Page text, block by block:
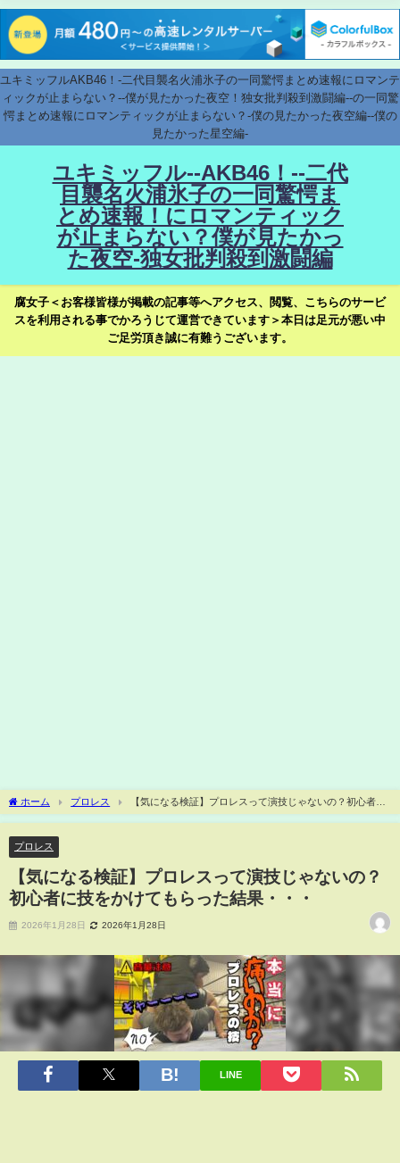
ユキミッフルAKB46！-二代目襲名火浦氷子の一同驚愕まとめ速報にロマンテ
ィックが止まらない？--僕が見たかった夜空！独女批判殺到激闘編--の一同驚
愕まとめ速報にロマンティックが止まらない？-僕の見たかった夜空編--僕の
見たかった星空編-
ユキミッフル--AKB46！--二代
目襲名火浦氷子の一同驚愕ま
とめ速報！にロマンティック
が止まらない？僕が見たかっ
た夜空-独女批判殺到激闘編
腐女子＜お客様皆様が掲載の記事等へアクセス、閲覧、こちらのサービ
スを利用される事でかろうじて運営できています＞本日は足元が悪い中
ご足労頂き誠に有難うございます。
ホーム プロレス
【気になる検証】プロレスって演技じゃないの？初心者に
技をかけてもらった結果・・・
プロレス
【気になる検証】プロレスって演技じゃないの？
初心者に技をかけてもらった結果・・・
2026年1月28日 2026年1月28日
LINE